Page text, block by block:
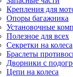
Крепления для
Опоры багажника
Установочные
Полезное для всех
Секретки на колеса
Браслеты
Дворники с
Цепи на колеса